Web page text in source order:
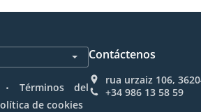
.
Términos del
de cookies
Contáctenos
rua urzaiz 106,
+34 986 13 58 59